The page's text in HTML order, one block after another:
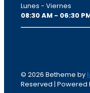
Lunes - Viernes
08:30 AM - 06:30
© 2026 Betheme by
Reserved | Powered